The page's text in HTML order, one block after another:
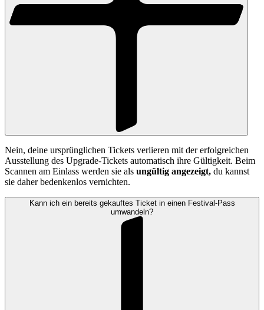
Nein, deine ursprünglichen Tickets verlieren mit der erfolgreichen
Ausstellung des Upgrade-Tickets automatisch ihre Gültigkeit. Beim
Scannen am Einlass werden sie als ungültig angezeigt, du kannst
sie daher bedenkenlos vernichten.
Kann ich ein bereits gekauftes Ticket in einen Festival-Pass
umwandeln?